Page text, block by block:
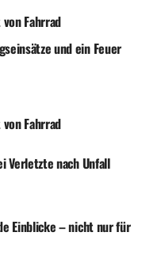
Fahrrad
und ein Feuer
Fahrrad
Verletzte nach Unfall
Einblicke – nicht nur für